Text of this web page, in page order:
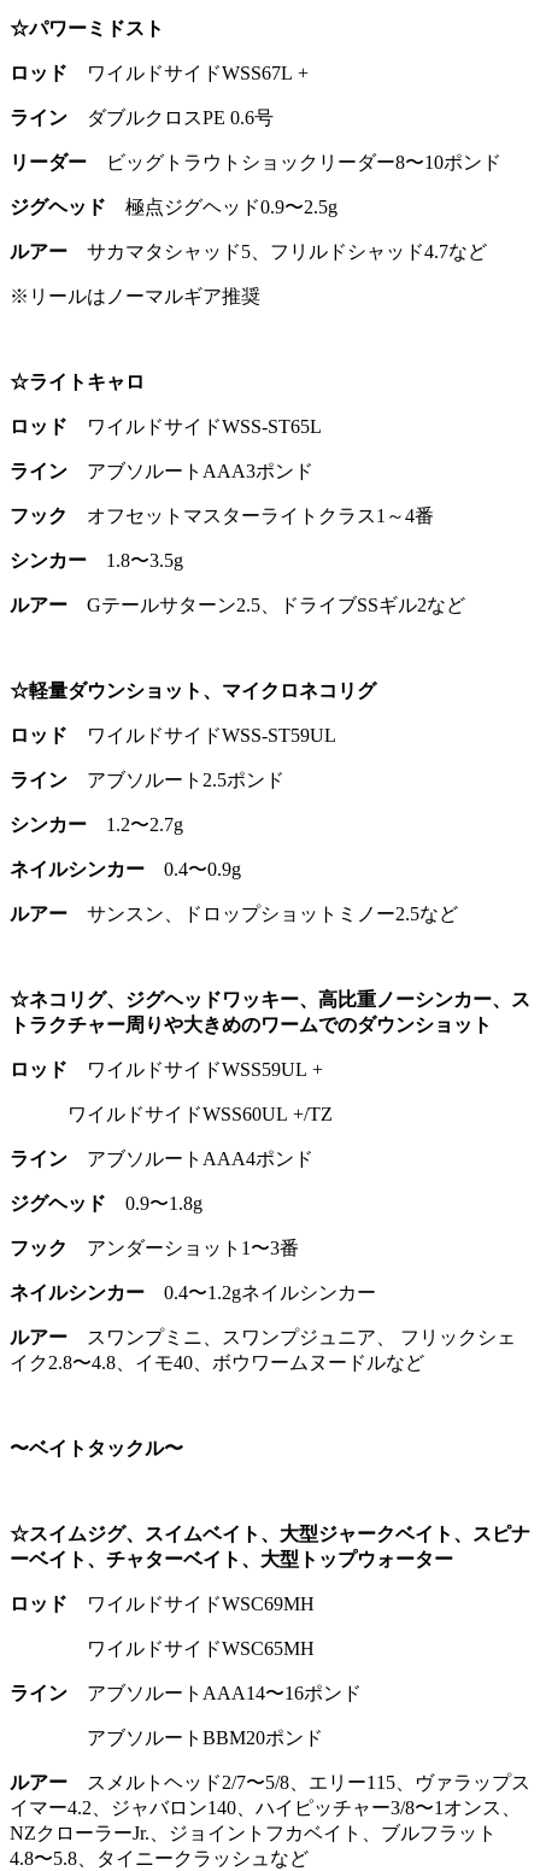
☆パワーミドスト
ロッド ワイルドサイドWSS67L +
ライン ダブルクロスPE 0.6号
リーダー ビッグトラウトショックリーダー8〜10ポンド
ジグヘッド 極点ジグヘッド0.9〜2.5g
ルアー サカマタシャッド5、フリルドシャッド4.7など
※リールはノーマルギア推奨
☆ライトキャロ
ロッド ワイルドサイドWSS-ST65L
ライン アブソルートAAA3ポンド
フック オフセットマスターライトクラス1～4番
シンカー 1.8〜3.5g
ルアー Gテールサターン2.5、ドライブSSギル2など
☆軽量ダウンショット、マイクロネコリグ
ロッド ワイルドサイドWSS-ST59UL
ライン アブソルート2.5ポンド
シンカー 1.2〜2.7g
ネイルシンカー 0.4〜0.9g
ルアー サンスン、ドロップショットミノー2.5など
☆ネコリグ、ジグヘッドワッキー、高比重ノーシンカー、ス
トラクチャー周りや大きめのワームでのダウンショット
ロッド ワイルドサイドWSS59UL +
ワイルドサイドWSS60UL +/TZ
ライン アブソルートAAA4ポンド
ジグヘッド 0.9〜1.8g
フック アンダーショット1〜3番
ネイルシンカー 0.4〜1.2gネイルシンカー
ルアー スワンプミニ、スワンプジュニア、 フリックシェ
イク2.8〜4.8、イモ40、ボウワームヌードルなど
〜ベイトタックル〜
☆スイムジグ、スイムベイト、大型ジャークベイト、スピナ
ーベイト、チャターベイト、大型トップウォーター
ロッド ワイルドサイドWSC69MH
ワイルドサイドWSC65MH
ライン アブソルートAAA14〜16ポンド
アブソルートBBM20ポンド
ルアー スメルトヘッド2/7〜5/8、エリー115、ヴァラップス
イマー4.2、ジャバロン140、ハイピッチャー3/8〜1オンス、
NZクローラーJr.、ジョイントフカベイト、ブルフラット
4.8〜5.8、タイニークラッシュなど